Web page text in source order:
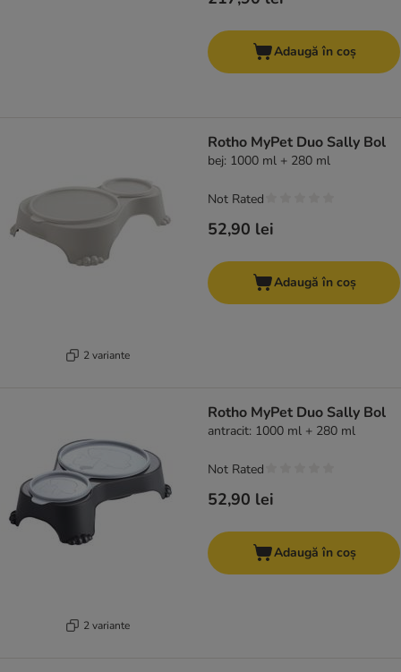
Adaugă în coș
2 variante
Rotho MyPet Duo Sally Bol
bej: 1000 ml + 280 ml
52,90 lei
Not Rated
Adaugă în coș
2 variante
Rotho MyPet Duo Sally Bol
antracit: 1000 ml + 280 ml
52,90 lei
Not Rated
Adaugă în coș